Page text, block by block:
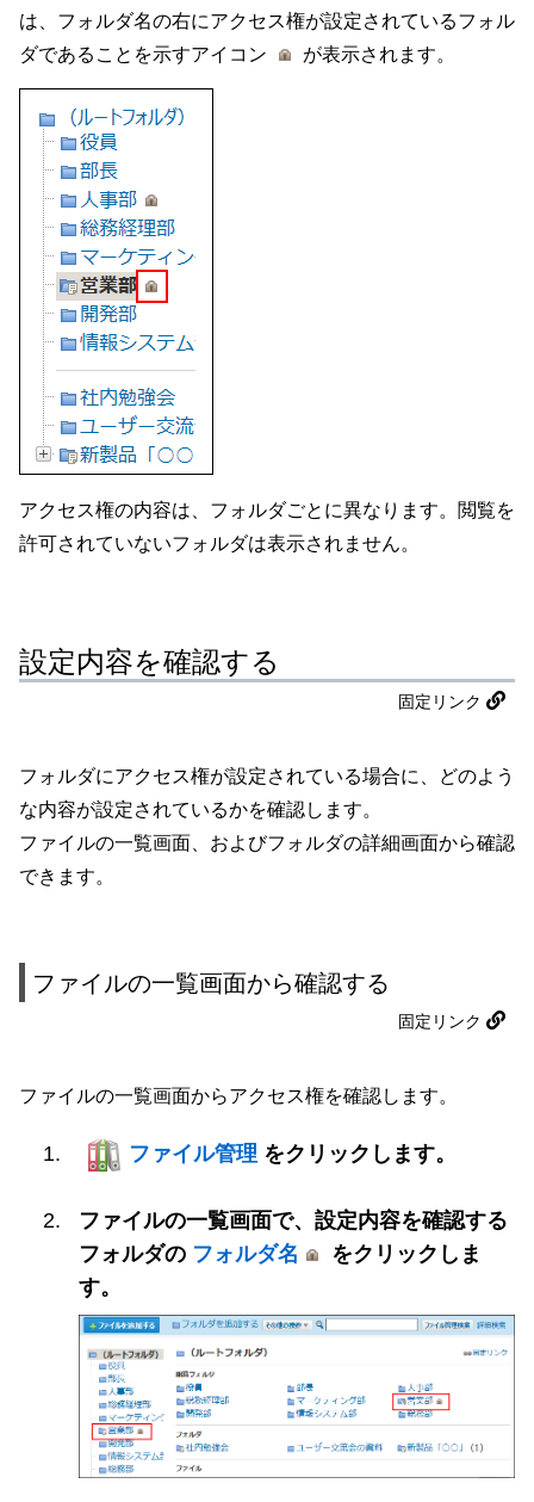
は、フォルダ名の右にアクセス権が設定されているフォル
ダであることを示すアイコン
が表示されます。
アクセス権の内容は、フォルダごとに異なります。閲覧を
許可されていないフォルダは表示されません。
設定内容を確認する
固定リンク
フォルダにアクセス権が設定されている場合に、どのよう
な内容が設定されているかを確認します。
ファイルの一覧画面、およびフォルダの詳細画面から確認
できます。
ファイルの一覧画面から確認する
固定リンク
ファイルの一覧画面からアクセス権を確認します。
ファイル管理 をクリックします。
ファイルの一覧画面で、設定内容を確認する
フォルダの フォルダ名
をクリックしま
す。